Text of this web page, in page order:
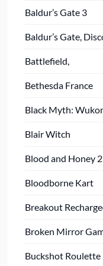
Baldur’s Gate 3
Baldur’s Gate,
Battlefield,
Bethesda France
Black Myth:
Blair Witch
Blood and Honey 2
Bloodborne Kart
Breakout
Broken Mirror
Buckshot Roulette